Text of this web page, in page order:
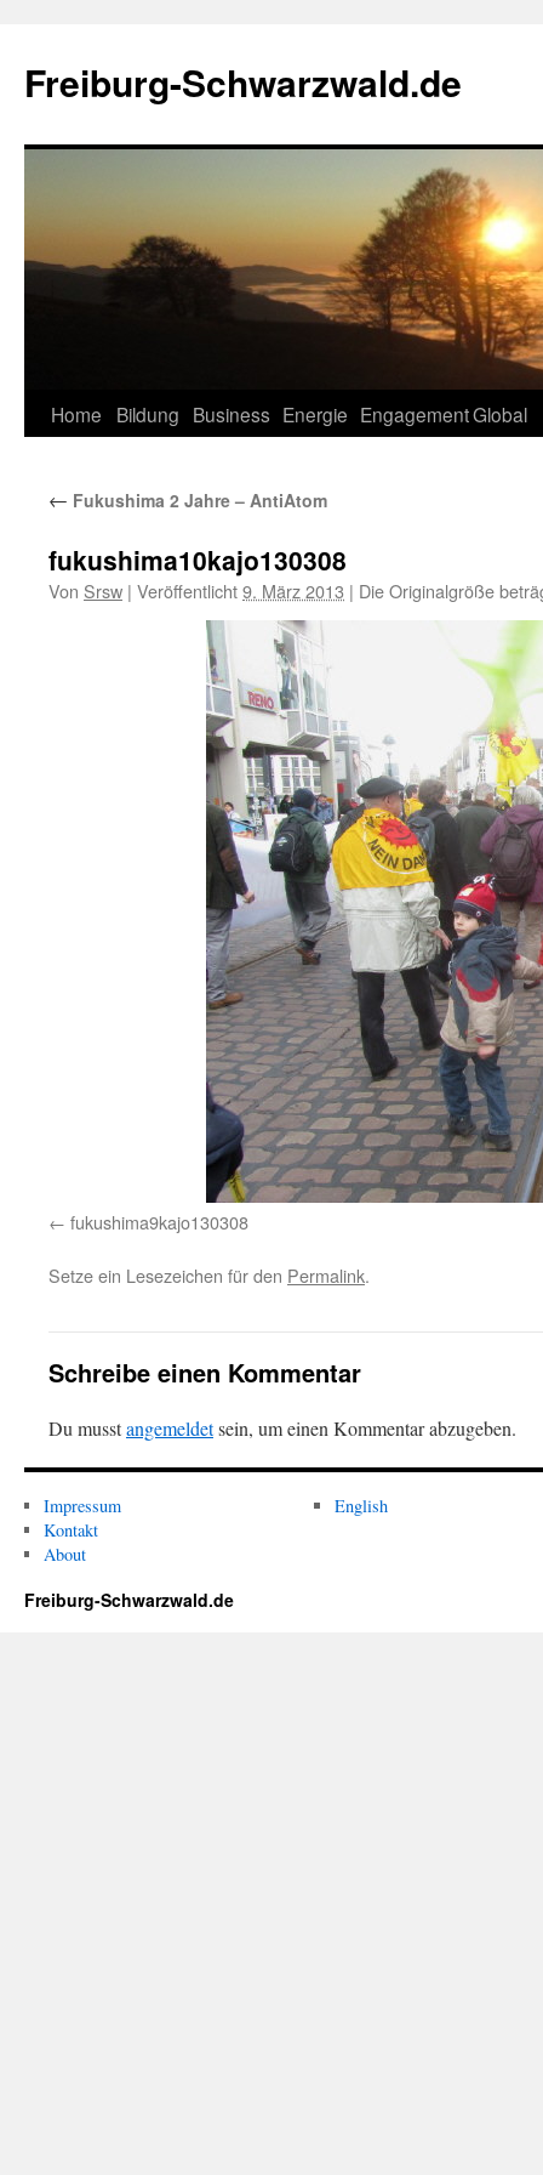
springen
Freiburg-Schwarzwald.de
Home Bildung Business Energie EngagementGlobal
← Fukushima 2 Jahre – AntiAtom
fukushima10kajo130308
Von Srsw | Veröffentlicht9. März 2013 | Die Originalgröße
fukushima9kajo130308
Setze ein Lesezeichen für den Permalink.
Schreibe einen Kommentar
Du musstangemeldetsein, um einen Kommentar abzugeben.
Impressum
Kontakt
About
English
Freiburg-Schwarzwald.de